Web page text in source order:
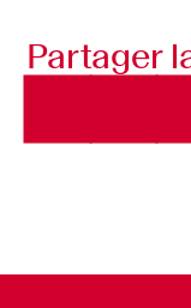
Partager